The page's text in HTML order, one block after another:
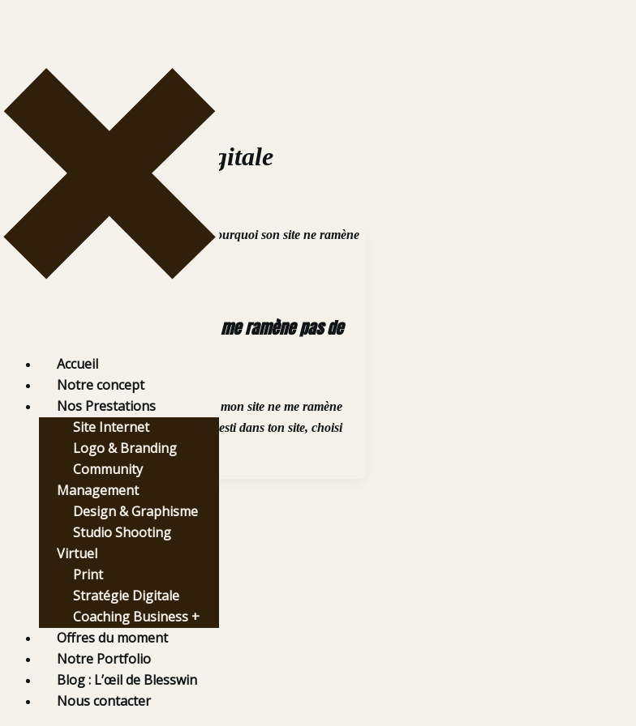
stratégie digitale
Pourquoi mon site ne me ramène pas de
Tu te demande « pourquoi mon site ne me ramène
pas de clients ? » Tu as investi dans ton site, choisi
[…]
Accueil
Notre concept
Nos Prestations
Site Internet
Logo & Branding
Community
Management
Design & Graphisme
Studio Shooting
Virtuel
Print
Stratégie Digitale
Coaching Business +
Offres du moment
Notre Portfolio
Blog : L’œil de Blesswin
Nous contacter